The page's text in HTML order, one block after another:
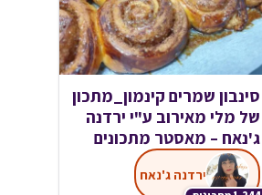
סינבון שמרים קינמון_מתכון
של מלי מאירוב ע"י ירדנה
ג'נאח – מאסטר מתכונים
ירדנה ג'נאח